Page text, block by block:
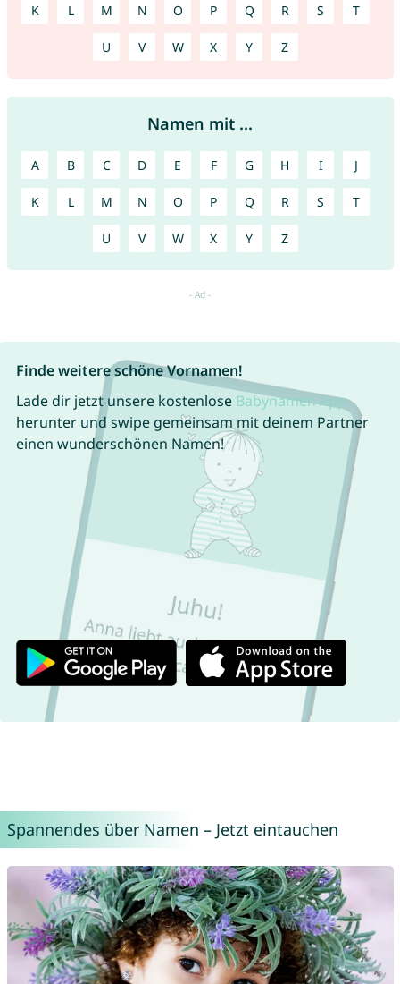
K L M N O P Q R S T
U V W X Y Z
Namen mit ...
A B C D E F G H I J
K L M N O P Q R S T
U V W X Y Z
Finde weitere schöne Vornamen!
Lade dir jetzt unsere kostenlose Babynamen App
herunter und swipe gemeinsam mit deinem Partner
einen wunderschönen Namen!
Spannendes über Namen – Jetzt eintauchen